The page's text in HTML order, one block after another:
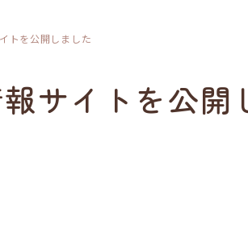
トを公開しました
サイトを公開